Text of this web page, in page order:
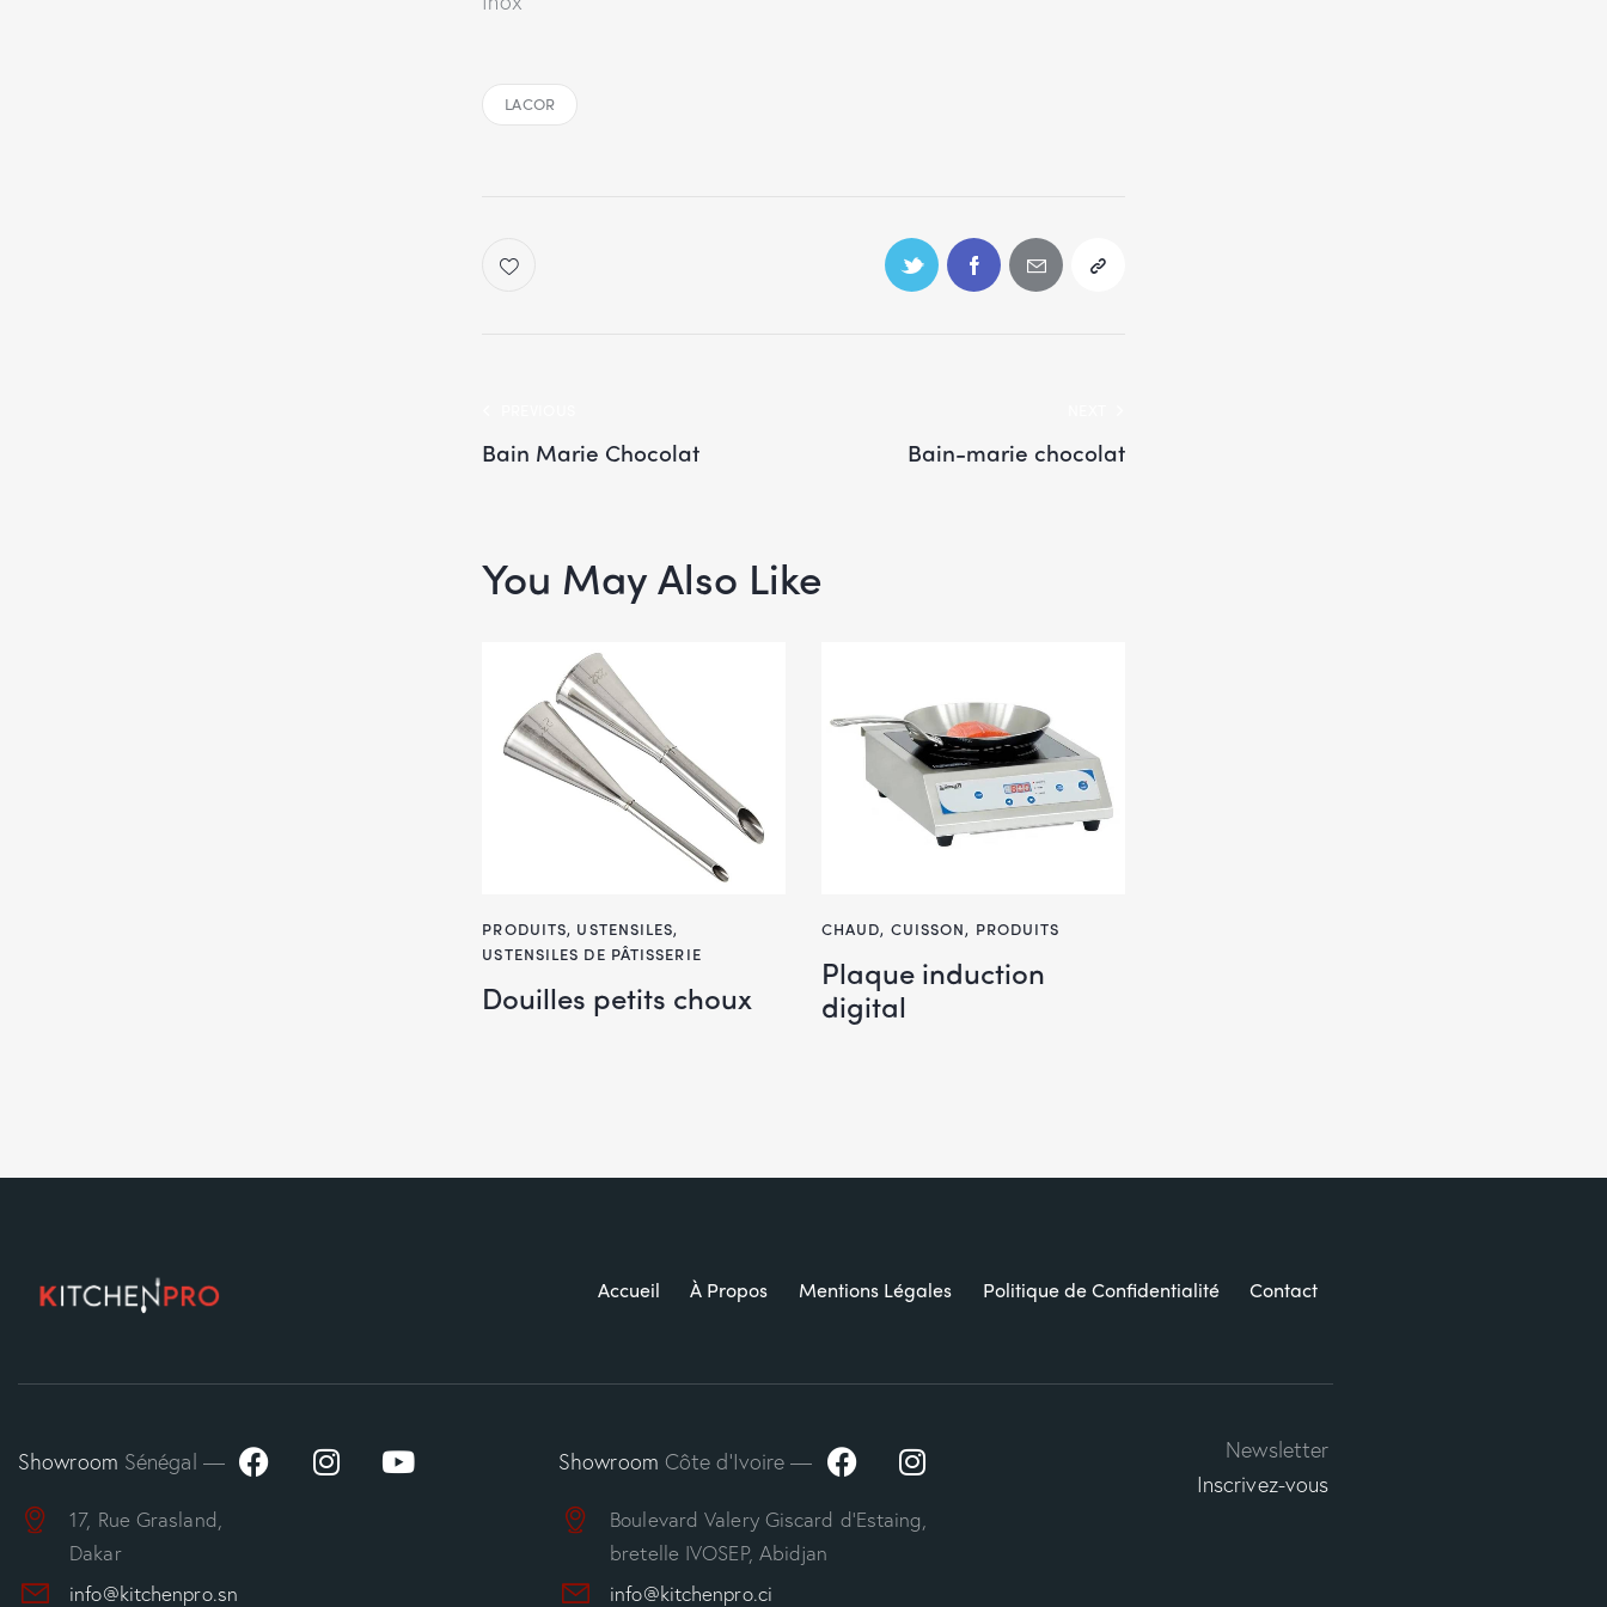
LACOR
Bain Marie Chocolat Bain-marie chocolat
You May Also Like
PRODUITS, USTENSILES,
USTENSILES DE PÂTISSERIE
Douilles petits choux
CHAUD, CUISSON, PRODUITS
Plaque induction
digital
Accueil À Propos Mentions Légales Politique de Confidentialité Contact
Showroom Sénégal —
17, Rue Grasland,
Dakar
info@kitchenpro.sn
Showroom Côte d’Ivoire —
Boulevard Valery Giscard d’Estaing,
bretelle IVOSEP, Abidjan
info@kitchenpro.ci
Newsletter
Inscrivez-vous